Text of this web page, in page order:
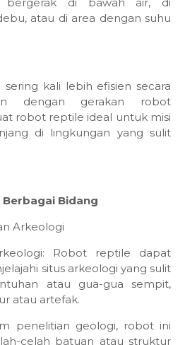
atau di area dengan suhu
kali lebih efisien secara
dengan gerakan robot
robot reptile ideal untuk misi
di lingkungan yang sulit
Bidang
Arkeologi
Robot reptile dapat
situs arkeologi yang sulit
atau gua-gua sempit,
atau artefak.
penelitian geologi, robot ini
celah batuan atau struktur